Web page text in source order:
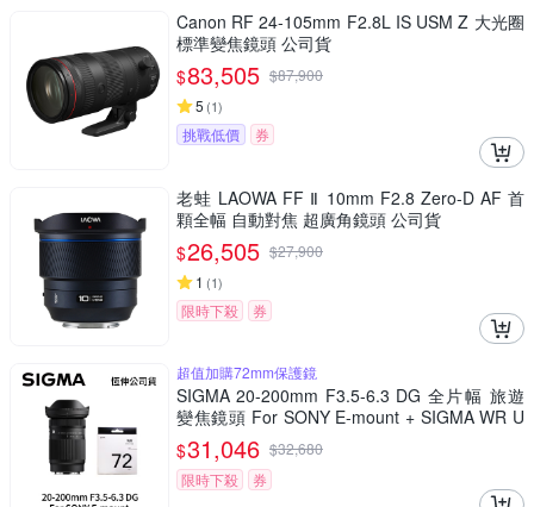
Canon RF 24-105mm F2.8L IS USM Z 大光圈
標準變焦鏡頭 公司貨
$83,505 $87,900
5 (1)
挑戰低價 券
老蛙 LAOWA FF Ⅱ 10mm F2.8 Zero-D AF 首
顆全幅 自動對焦 超廣角鏡頭 公司貨
$26,505 $27,900
1 (1)
限時下殺 券
超值加購72mm保護鏡
SIGMA 20-200mm F3.5-6.3 DG 全片幅 旅遊
變焦鏡頭 For SONY E-mount + SIGMA WR U
V 72mm 最頂級保護鏡 (公司貨)
$31,046 $32,680
限時下殺
券